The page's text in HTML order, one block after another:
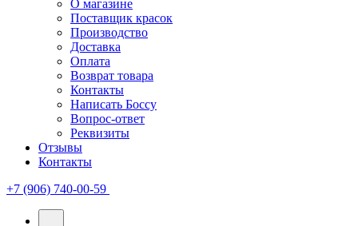
О магазине
Поставщик красок
Производство
Доставка
Оплата
Возврат товара
Контакты
Написать Боссу
Вопрос-ответ
Реквизиты
Отзывы
Контакты
+7 (906) 740-00-59